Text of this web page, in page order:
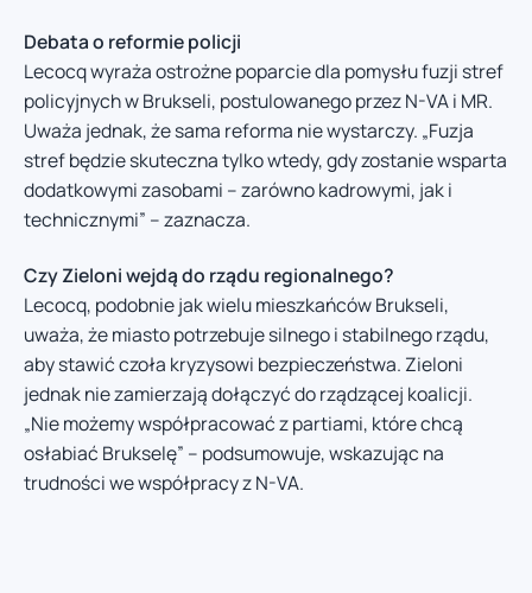
Debata o reformie policji
Lecocq wyraża ostrożne poparcie dla pomysłu fuzji stref
policyjnych w Brukseli, postulowanego przez N-VA i MR.
Uważa jednak, że sama reforma nie wystarczy. „Fuzja
stref będzie skuteczna tylko wtedy, gdy zostanie wsparta
dodatkowymi zasobami – zarówno kadrowymi, jak i
technicznymi” – zaznacza.
Czy Zieloni wejdą do rządu regionalnego?
Lecocq, podobnie jak wielu mieszkańców Brukseli,
uważa, że miasto potrzebuje silnego i stabilnego rządu,
aby stawić czoła kryzysowi bezpieczeństwa. Zieloni
jednak nie zamierzają dołączyć do rządzącej koalicji.
„Nie możemy współpracować z partiami, które chcą
osłabiać Brukselę” – podsumowuje, wskazując na
trudności we współpracy z N-VA.